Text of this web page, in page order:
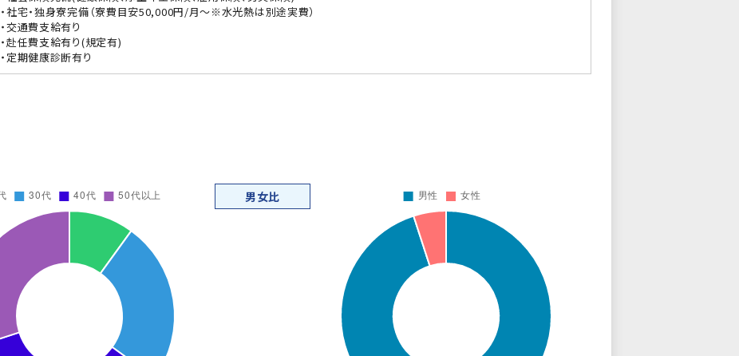
・社宅・独身寮完備（寮費目安50,000円/月～※水光熱は別途実費）
・交通費支給有り
・赴任費支給有り(規定有)
・定期健康診断有り
男女比